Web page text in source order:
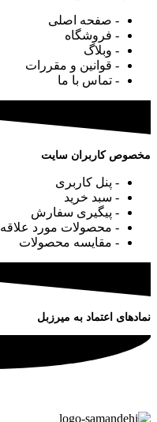
- صفحه اصلی
- فروشگاه
- وبلاگ
- قوانین و مقررات
- تماس با ما
مخصوص کاربران سایت
- پنل کاربری
- سبد خرید
- پیگیری سفارش
- محصولات مورد علاقه
- مقایسه محصولات
نمادهای اعتماد به میرزبل